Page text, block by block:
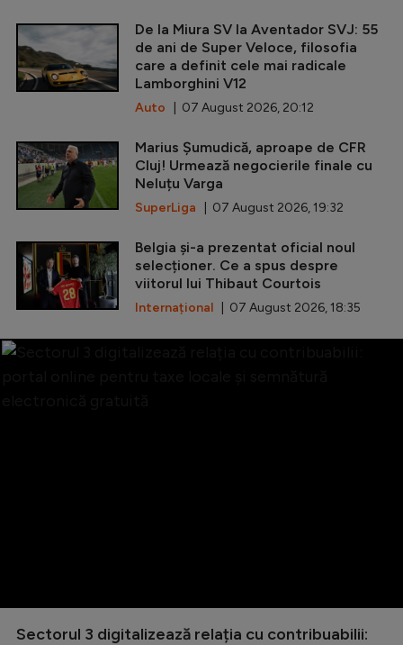
De la Miura SV la Aventador SVJ: 55
de ani de Super Veloce, filosofia
care a definit cele mai radicale
Lamborghini V12
Auto | 07 August 2026, 20:12
Marius Șumudică, aproape de CFR
Cluj! Urmează negocierile finale cu
Neluțu Varga
SuperLiga | 07 August 2026, 19:32
Belgia și-a prezentat oficial noul
selecționer. Ce a spus despre
viitorul lui Thibaut Courtois
Internațional | 07 August 2026, 18:35
Sectorul 3 digitalizează relația cu contribuabilii: